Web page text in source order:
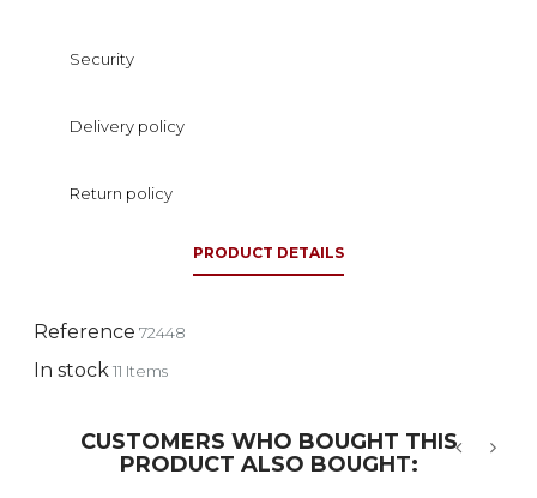
Security
Delivery policy
Return policy
PRODUCT DETAILS
Reference 72448
In stock11 Items
CUSTOMERS WHO BOUGHT THIS
PRODUCT ALSO BOUGHT: